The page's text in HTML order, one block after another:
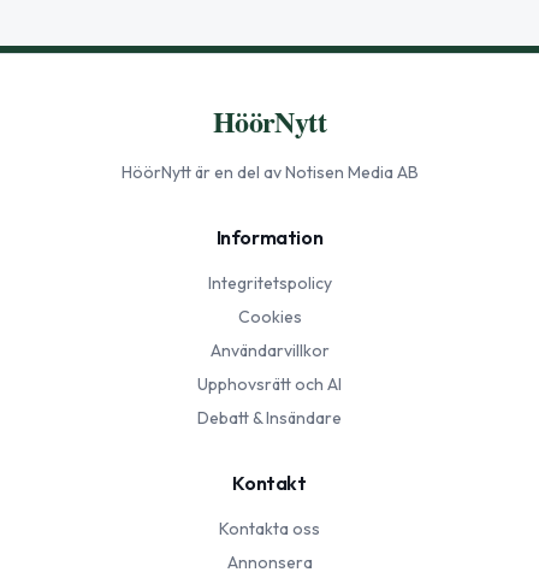
HöörNytt
HöörNyttär en del av Notisen Media AB
Information
Integritetspolicy
Cookies
Användarvillkor
Upphovsrätt och AI
Debatt & Insändare
Kontakt
Kontakta oss
Annonsera